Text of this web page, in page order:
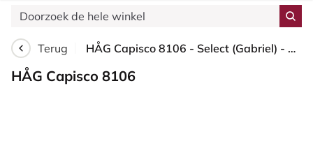
Terug HÅG Capisco 8106 - Select (Gabriel) - Wol / Polyamide - SC62097 - Light ochre - Framekleur - Blush Rose - Gasveer - 265 mm (Zithoogte 53-79cm) - Vloercontact - Harde wielen t.b.v. zachte vloeren - Voetenring - Nee, geen voetenring - Voetster - Nee, voe...
HÅG Capisco 8106